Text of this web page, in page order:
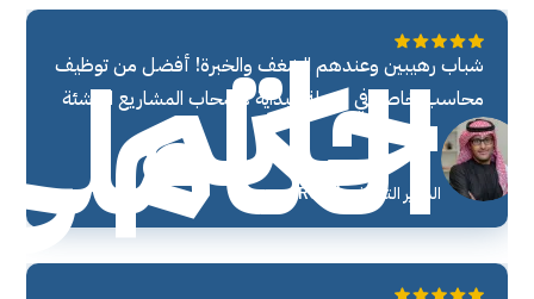
حاتم
المدير التنفيذي Resal
شباب رهيبين وعندهم الشغف والخبرة! أفضل من توظيف
محاسب خاصة في مرحلة البداية لأصحاب المشاريع الناشئة